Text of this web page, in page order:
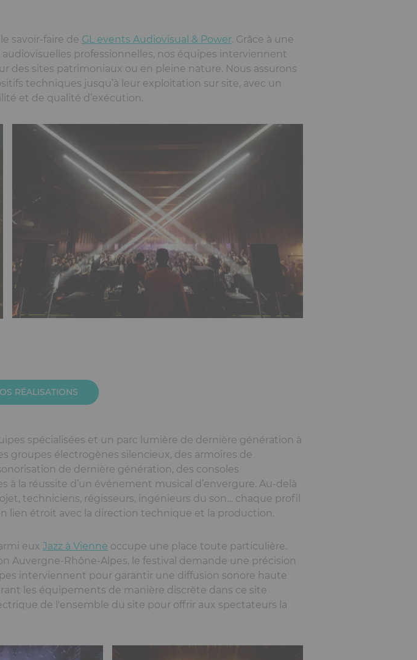
savoir-faire de GL events Audiovisual & Power. Grâce à une
professionnelles, nos équipes interviennent
des sites patrimoniaux ou en pleine nature. Nous assurons
techniques jusqu’à leur exploitation sur site, avec un
et de qualité d’exécution.
RÉALISATIONS
spécialisées et un parc lumière de dernière génération à
groupes électrogènes silencieux, des armoires de
de dernière génération, des consoles
la réussite d’un événement musical d’envergure. Au-delà
techniciens, régisseurs, ingénieurs du son… chaque profil
lien étroit avec la direction technique et la production.
eux Jazz à Vienne occupe une place toute particulière.
Auvergne-Rhône-Alpes, le festival demande une précision
interviennent pour garantir une diffusion sonore haute
les équipements de manière discrète dans ce site
de l'ensemble du site pour offrir aux spectateurs la